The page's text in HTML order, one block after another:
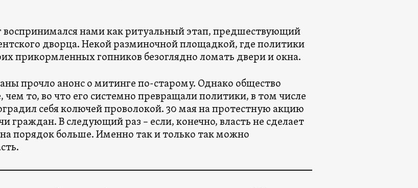
воспринимался нами как ритуальный этап, предшествующий
дворца. Некой разминочной площадкой, где политики
прикормленных гопников безоглядно ломать двери и окна.
прочло анонс о митинге по-старому. Однако общество
чем то, во что его системно превращали политики, в том числе
себя колючей проволокой. 30 мая на протестную акцию
граждан. В следующий раз – если, конечно, власть не сделает
порядок больше. Именно так и только так можно